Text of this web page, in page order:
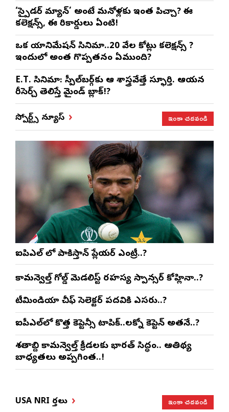
‘స్పైడర్ మ్యాన్’ అంటే మనోళ్లకు ఇంత పిచ్చా? ఈ
కలెక్షన్స్, ఈ రికార్డులు ఏంటి!
ఒక యానిమేషన్ సినిమా..20 వేల కోట్లు కలెక్షన్స్ ?
ఇందులో అంత గొప్పతనం ఏముంది?
E.T. సినిమా: స్పీల్‌బర్గ్‌కు ఆ శాస్త్రవేత్తే స్ఫూర్తి. ఆయన
రీసెర్చ్ తెలిస్తే మైండ్ బ్లాక్!?
స్పోర్ట్స్ న్యూస్ ఇంకా చదవండి
ఐపిఎల్ లో పాకిస్తాన్ ప్లేయర్ ఎంట్రీ..?
కామన్వెల్త్ గోల్డ్ మెడలిస్ట్ రహస్య స్పాన్సర్ కోహ్లినా..?
టీమిండియా చీఫ్ సెలెక్టర్ పదవికి ఎసరు..?
ఐపీఎల్‌లో కొత్త కెప్టెన్సీ టాపిక్..లక్నో కెప్టెన్ అతనే..?
శతాబ్ది కామన్వెల్త్ క్రీడలకు భారత్ సిద్ధం.. ఆతిథ్య
బాధ్యతలు అప్పగింత..!
USA NRI వార్తలు ఇంకా చదవండి